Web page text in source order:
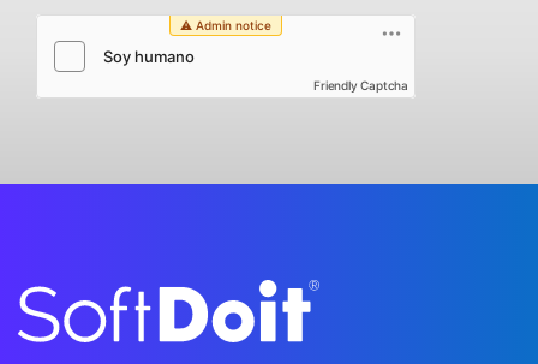
Friendly Captcha